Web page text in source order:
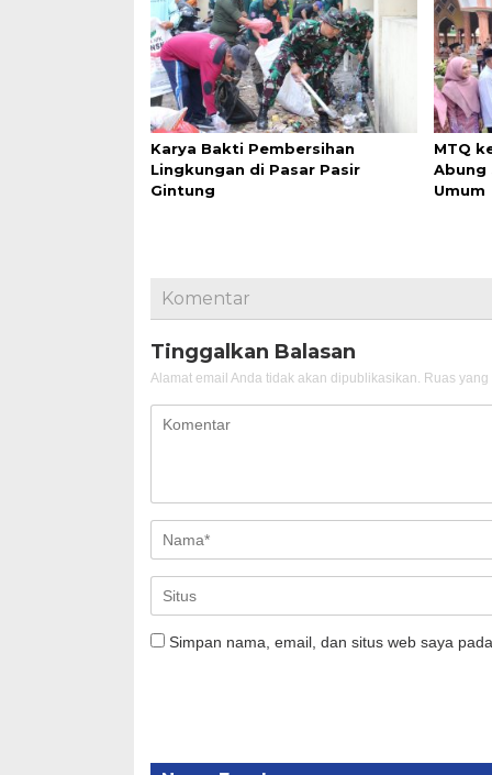
Karya Bakti Pembersihan
Lingkungan di Pasar Pasir
Gintung
MTQ
Abung
Umum
Komentar
Tinggalkan Balasan
Alamat email Anda tidak akan dipublikasikan. Ruas
Simpan nama, email, dan situs web saya